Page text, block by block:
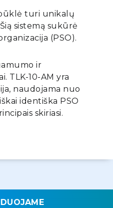
turi unikalų
sistemą sukūrė
(PSO).
ir
TLK-10-AM yra
naudojama nuo
identiška PSO
skiriasi.